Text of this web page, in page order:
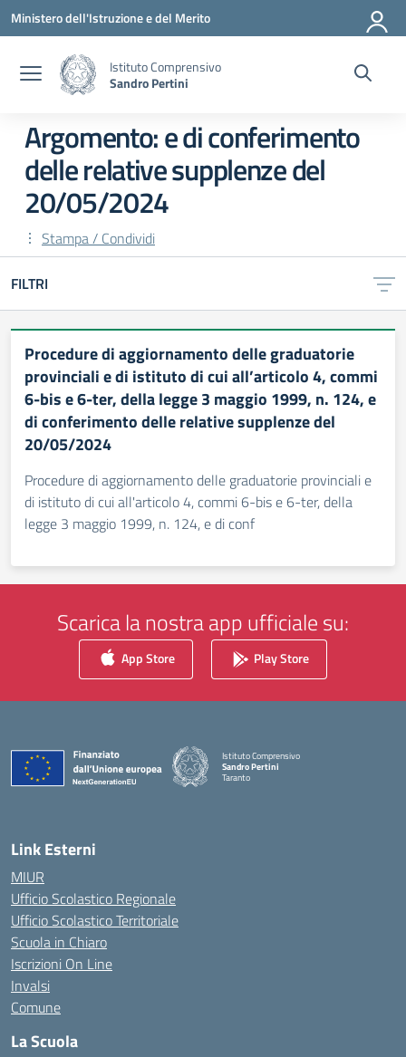
Vai ai contenuti
Vai al menu di navigazione
Vai al footer
Ministero dell'Istruzione e del Merito
Istituto Comprensivo
Sandro Pertini
Argomento: e di conferimento
delle relative supplenze del
20/05/2024
Stampa / Condividi
FILTRI
Procedure di aggiornamento delle graduatorie
provinciali e di istituto di cui all’articolo 4, commi
6-bis e 6-ter, della legge 3 maggio 1999, n. 124, e
di conferimento delle relative supplenze del
20/05/2024
Procedure di aggiornamento delle graduatorie provinciali e
di istituto di cui all'articolo 4, commi 6-bis e 6-ter, della
legge 3 maggio 1999, n. 124, e di conf
Scarica la nostra app ufficiale su:
App Store Play Store
Istituto Comprensivo
Sandro Pertini
Taranto
Link Esterni
MIUR
Ufficio Scolastico Regionale
Ufficio Scolastico Territoriale
Scuola in Chiaro
Iscrizioni On Line
Invalsi
Comune
La Scuola